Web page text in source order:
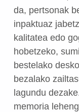
da, pertsonak
inpaktuaz
kalitatea edo
hobetzeko,
bestelako
bezalako
lagundu
memoria